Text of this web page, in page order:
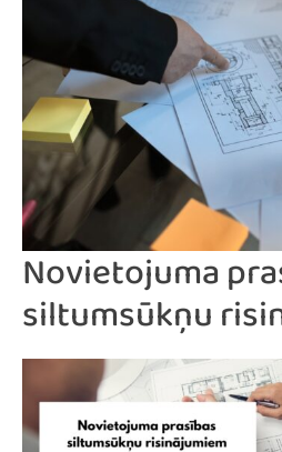
Novietojuma
siltumsūkņu